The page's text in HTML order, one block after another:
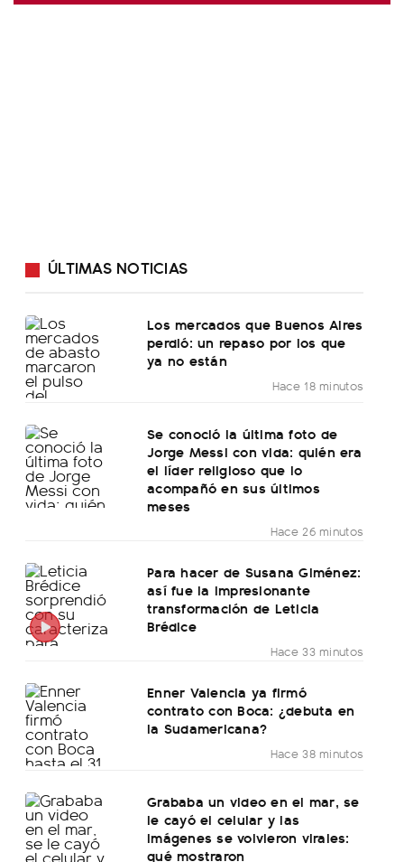
ÚLTIMAS NOTICIAS
Los mercados que Buenos Aires
perdió: un repaso por los que
ya no están
Hace 18 minutos
Se conoció la última foto de
Jorge Messi con vida: quién era
el líder religioso que lo
acompañó en sus últimos
meses
Hace 26 minutos
Para hacer de Susana Giménez:
así fue la impresionante
transformación de Leticia
Brédice
Hace 33 minutos
Enner Valencia ya firmó
contrato con Boca: ¿debuta en
la Sudamericana?
Hace 38 minutos
Grababa un video en el mar, se
le cayó el celular y las
imágenes se volvieron virales:
qué mostraron